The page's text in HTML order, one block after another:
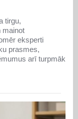
tirgu,
mainot
eksperti
prasmes,
arī turpmāk